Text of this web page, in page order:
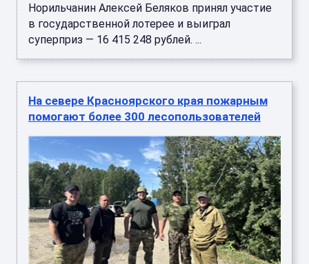
Норильчанин Алексей Беляков принял участие
в государственной лотерее и выиграл
суперприз — 16 415 248 рублей. ...
На севере Красноярского края пожарным
помогают более 300 лесопользователей